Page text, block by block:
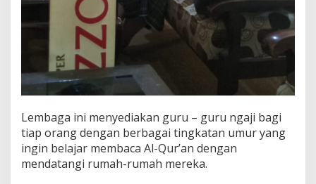
Lembaga ini menyediakan guru – guru ngaji bagi
tiap orang dengan berbagai tingkatan umur yang
ingin belajar membaca Al-Qur’an dengan
mendatangi rumah-rumah mereka.